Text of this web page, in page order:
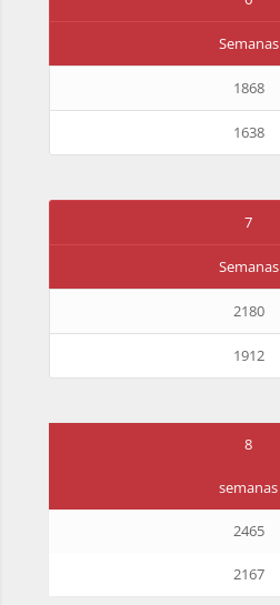
Semanas
1868
1638
7
Semanas
2180
1912
8
semanas
2465
2167